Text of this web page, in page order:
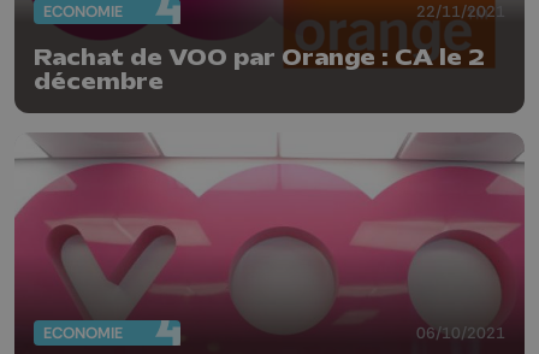
ECONOMIE 22/11/2021
Rachat de VOO par Orange : CA le 2
décembre
ECONOMIE 06/10/2021